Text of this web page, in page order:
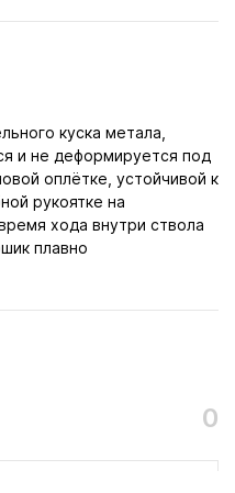
куска метала,
и не деформируется под
оплётке, устойчивой к
рукоятке на
хода внутри ствола
плавно
0